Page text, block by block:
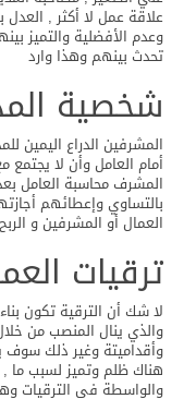
علاقة عمل لا أكثر ,
وعدم الأفضلية والتميز
تحدث بينهم وهذا وارد
شخصية
المشرفين الدراع اليمين
أمام العامل وأن لا
المشرف محاسبة العامل
بالتساوي وإعطائهم
العمال أو المشرفين و
ترقيات
لا شك أن الترقية تكون
والذي ينال المنصب من
وأقداميتة وغير ذلك
هناك ظلم وتميز لسبب ما ,
والواسطة في الترقيات